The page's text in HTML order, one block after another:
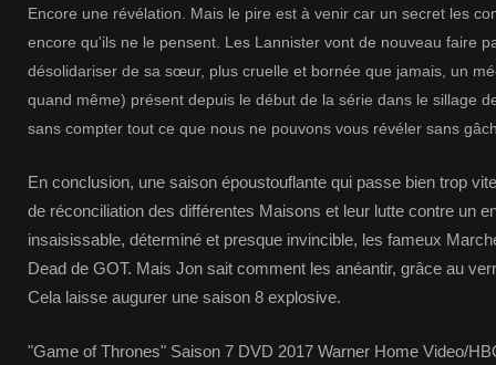
Encore une révélation. Mais le pire est à venir car un secret les
encore qu'ils ne le pensent. Les Lannister vont de nouveau faire
désolidariser de sa sœur, plus cruelle et bornée que jamais, un
quand même) présent depuis le début de la série dans le sillage
sans compter tout ce que nous ne pouvons vous révéler sans
En conclusion, une saison époustouflante qui passe bien trop
de réconciliation des différentes Maisons et leur lutte contre un
insaisissable, déterminé et presque invincible, les fameux
Dead de GOT. Mais Jon sait comment les anéantir, grâce au
Cela laisse augurer une saison 8 explosive.
"Game of Thrones" Saison 7 DVD 2017 Warner Home Video/